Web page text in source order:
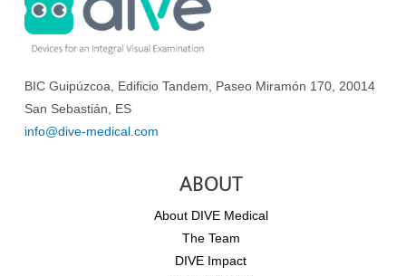
BIC Guipúzcoa, Edificio Tandem, Paseo Miramón 170, 20014
San Sebastián, ES
info@dive-medical.com
ABOUT
About DIVE Medical
The Team
DIVE Impact